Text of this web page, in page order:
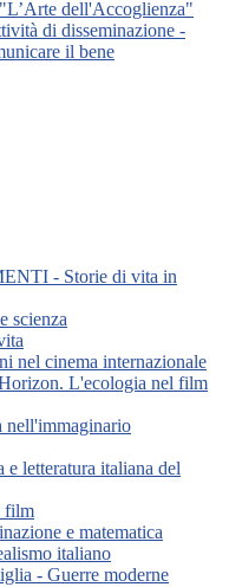
dell'Accoglienza"
di disseminazione -
il bene
- Storie di vita in
scienza
nel cinema internazionale
L'ecologia nel film
nell'immaginario
e letteratura italiana del
film
e matematica
italiano
- Guerre moderne